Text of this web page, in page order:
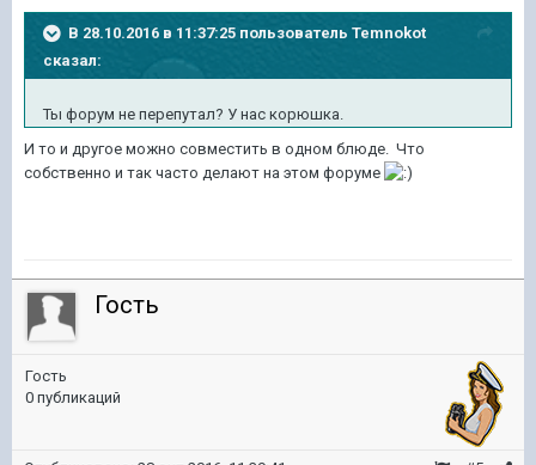
В 28.10.2016 в 11:37:25 пользователь Temnokot
сказал:
Ты форум не перепутал? У нас корюшка.
И то и другое можно совместить в одном блюде. Что
собственно и так часто делают на этом форуме
Гость
Гость
0 публикаций